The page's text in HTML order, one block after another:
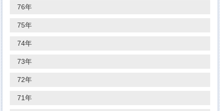
76年
75年
74年
73年
72年
71年